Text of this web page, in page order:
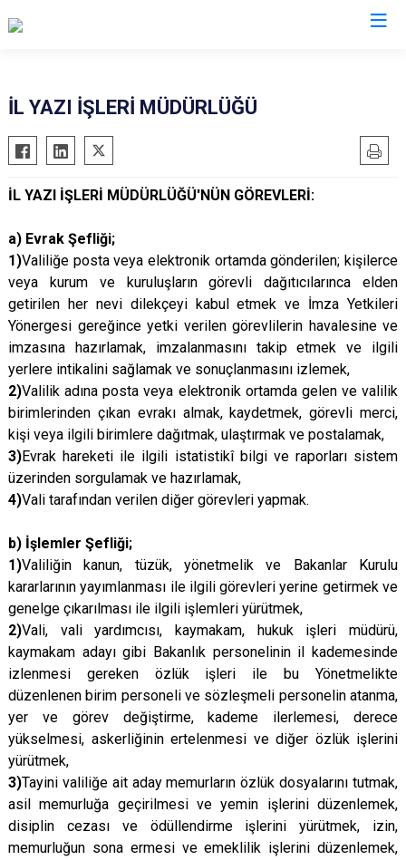
İL YAZI İŞLERİ MÜDÜRLÜĞÜ
İL YAZI İŞLERİ MÜDÜRLÜĞÜ'NÜN GÖREVLERİ:
a) Evrak Şefliği;
1)Valiliğe posta veya elektronik ortamda gönderilen; kişilerce
veya kurum ve kuruluşların görevli dağıtıcılarınca elden
getirilen her nevi dilekçeyi kabul etmek ve İmza Yetkileri
Yönergesi gereğince yetki verilen görevlilerin havalesine ve
imzasına hazırlamak, imzalanmasını takip etmek ve ilgili
yerlere intikalini sağlamak ve sonuçlanmasını izlemek,
2)Valilik adına posta veya elektronik ortamda gelen ve valilik
birimlerinden çıkan evrakı almak, kaydetmek, görevli merci,
kişi veya ilgili birimlere dağıtmak, ulaştırmak ve postalamak,
3)Evrak hareketi ile ilgili istatistikî bilgi ve raporları sistem
üzerinden sorgulamak ve hazırlamak,
4)Vali tarafından verilen diğer görevleri yapmak.
b) İşlemler Şefliği;
1)Valiliğin kanun, tüzük, yönetmelik ve Bakanlar Kurulu
kararlarının yayımlanması ile ilgili görevleri yerine getirmek ve
genelge çıkarılması ile ilgili işlemleri yürütmek,
2)Vali, vali yardımcısı, kaymakam, hukuk işleri müdürü,
kaymakam adayı gibi Bakanlık personelinin il kademesinde
izlenmesi gereken özlük işleri ile bu Yönetmelikte
düzenlenen birim personeli ve sözleşmeli personelin atanma,
yer ve görev değiştirme, kademe ilerlemesi, derece
yükselmesi, askerliğinin ertelenmesi ve diğer özlük işlerini
yürütmek,
3)Tayini valiliğe ait aday memurların özlük dosyalarını tutmak,
asil memurluğa geçirilmesi ve yemin işlerini düzenlemek,
disiplin cezası ve ödüllendirme işlerini yürütmek, izin,
memurluğun sona ermesi ve emeklilik işlerini düzenlemek,